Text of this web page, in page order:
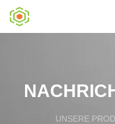
UNSERE